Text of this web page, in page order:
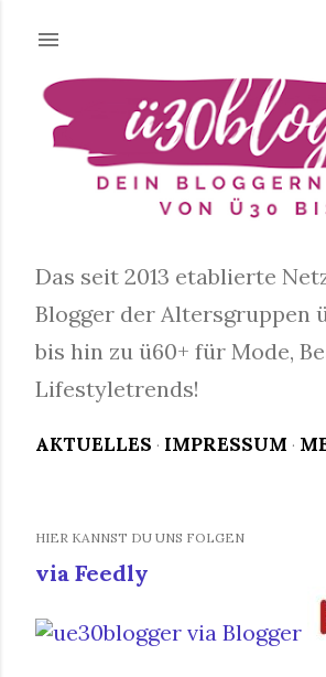
Das seit 2013 etablierte
Blogger der Altersgruppen
bis hin zu ü60+ für Mode,
Lifestyletrends!
AKTUELLES IMPRESSUM
HIER KANNST DU UNS FOLGEN
via Feedly